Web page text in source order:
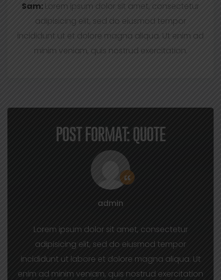
Sam: Lorem ipsum dolor sit amet, consectetur
adipisicing elit, sed do eiusmod tempor
incididunt ut et dolore magna aliqua. Ut enim ad
minim veniam, quis nostrud exercitation.
POST FORMAT: QUOTE
admin
Lorem ipsum dolor sit amet, consectetur
adipisicing elit, sed do eiusmod tempor
incididunt ut labore et dolore magna aliqua. Ut
enim ad minim veniam, quis nostrud exercitation